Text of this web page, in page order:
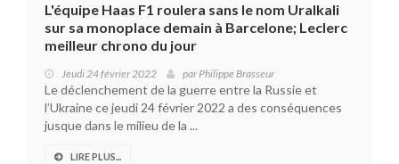
L'équipe Haas F1 roulera sans le nom Uralkali
sur sa monoplace demain à Barcelone; Leclerc
meilleur chrono du jour
Jeudi 24 février 2022 parPhilippe Brasseur
Le déclenchement de la guerre entre la Russie et
l’Ukraine ce jeudi 24 février 2022 a des conséquences
jusque dans le milieu de la ...
LIRE PLUS...